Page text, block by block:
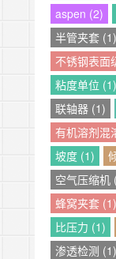
aspen (2)
半管夹套 (1)
不锈钢表面
粘度单位 (1)
联轴器 (1)
有机溶剂混
坡度 (1)
空气压缩机
蜂窝夹套 (1)
比压力 (1)
渗透检测 (1)